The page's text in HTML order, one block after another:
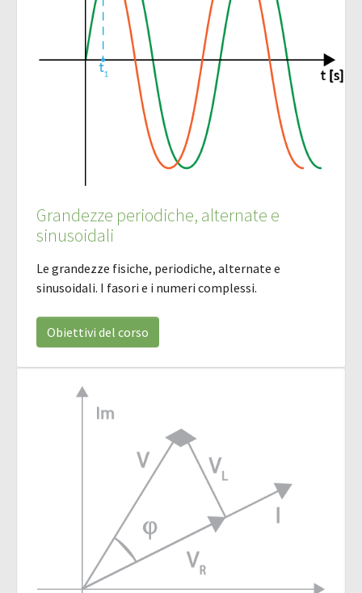
Grandezze periodiche, alternate e
sinusoidali
Le grandezze fisiche, periodiche, alternate e
sinusoidali. I fasori e i numeri complessi.
Obiettivi del corso